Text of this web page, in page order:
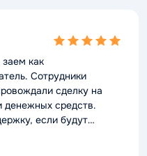
5,0
как
Сотрудники
сделку на
денежных средств.
если будут
смело